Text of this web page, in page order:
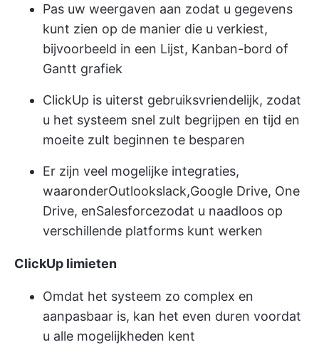
Pas uw weergaven aan zodat u gegevens
kunt zien op de manier die u verkiest,
bijvoorbeeld in een Lijst, Kanban-bord of
Gantt grafiek
ClickUp is uiterst gebruiksvriendelijk, zodat
u het systeem snel zult begrijpen en tijd en
moeite zult beginnen te besparen
Er zijn veel mogelijke integraties,
waaronderOutlookslack,Google Drive, One
Drive, enSalesforcezodat u naadloos op
verschillende platforms kunt werken
ClickUp limieten
Omdat het systeem zo complex en
aanpasbaar is, kan het even duren voordat
u alle mogelijkheden kent